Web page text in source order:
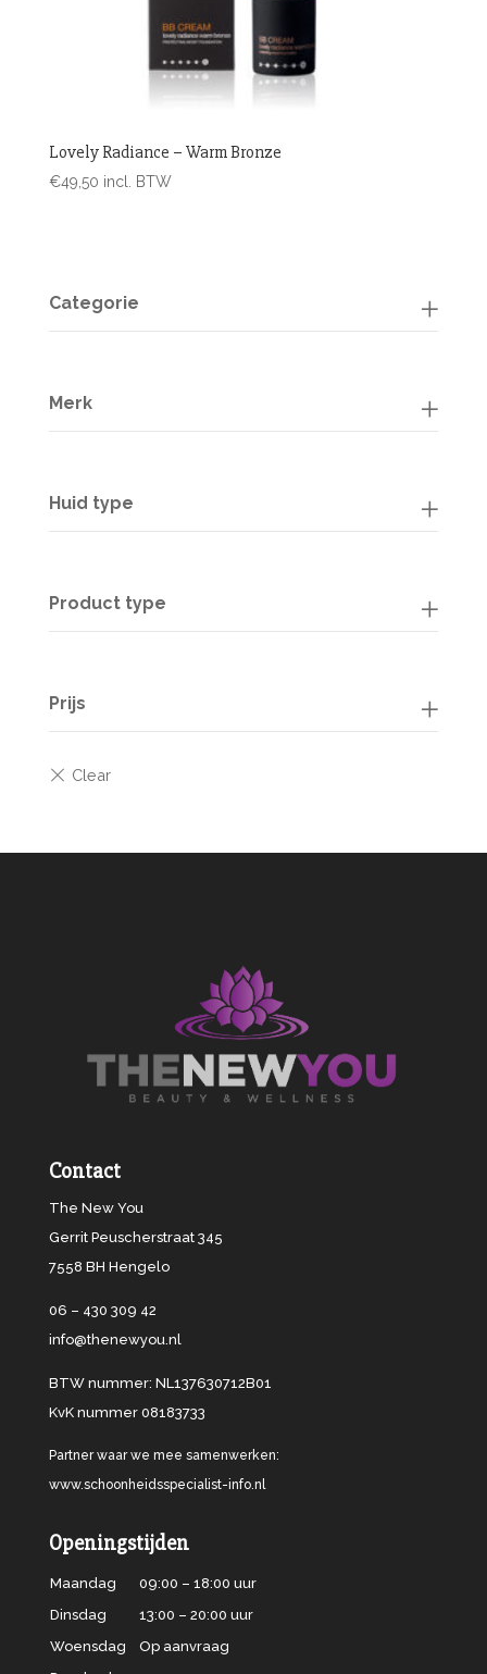
Lovely Radiance – Warm Bronze
€49,50 incl. BTW
Categorie
Merk
Huid type
Product type
Prijs
Contact
The New You
Gerrit Peuscherstraat 345
7558 BH Hengelo
06 – 430 309 42
info@thenewyou.nl
BTW nummer: NL137630712B01
KvK nummer 08183733
Partner waar we mee samenwerken:
www.schoonheidsspecialist-info.nl
Openingstijden
Maandag
09:00 – 18:00 uur
Dinsdag
13:00 – 20:00 uur
Woensdag
Op aanvraag